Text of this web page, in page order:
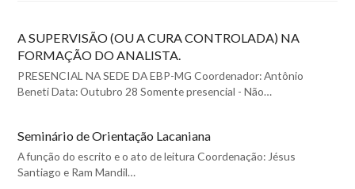
A SUPERVISÃO (OU A CURA CONTROLADA) NA
FORMAÇÃO DO ANALISTA.
PRESENCIAL NA SEDE DA EBP-MG Coordenador: Antônio
Beneti Data: Outubro 28 Somente presencial - Não…
Seminário de Orientação Lacaniana
A função do escrito e o ato de leitura Coordenação: Jésus
Santiago e Ram Mandil…